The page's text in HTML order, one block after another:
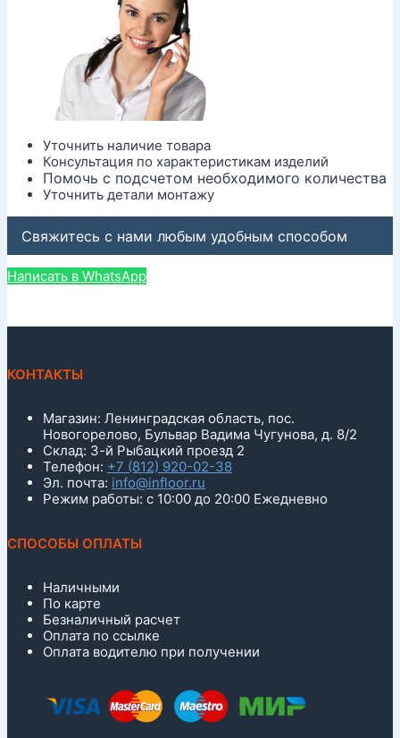
Уточнить наличие товара
Консультация по характеристикам изделий
Помочь с подсчетом необходимого количества
Уточнить детали монтажу
Свяжитесь с нами любым удобным способом
Написать в WhatsApp
КОНТАКТЫ
Магазин: Ленинградская область, пос.
Новогорелово, Бульвар Вадима Чугунова, д. 8/2
Склад: 3-й Рыбацкий проезд 2
Телефон: +7 (812) 920-02-38
Эл. почта: info@infloor.ru
Режим работы: с 10:00 до 20:00 Ежедневно
СПОСОБЫ ОПЛАТЫ
Наличными
По карте
Безналичный расчет
Оплата по ссылке
Оплата водителю при получении